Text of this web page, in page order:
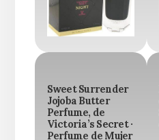
Sweet Surrender
Jojoba Butter
Perfume, de
Victoria’s Secret ·
Perfume de Mujer